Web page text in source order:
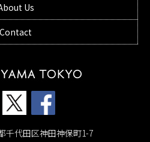
Us
Contact
千代田区神田神保町1-7